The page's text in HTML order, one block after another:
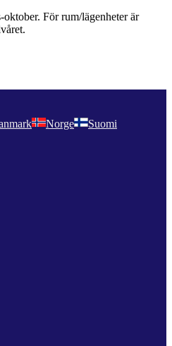
För rum/lägenheter är
Norge Suomi